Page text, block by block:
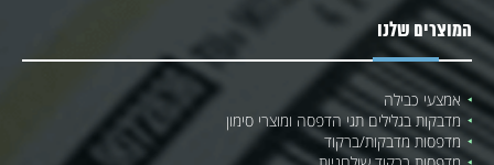
המוצרים שלנו
אמצעי כבילה
מדבקות בגלילים תגי הדפסה ומוצרי סימון
מדפסות מדבקות/ברקוד